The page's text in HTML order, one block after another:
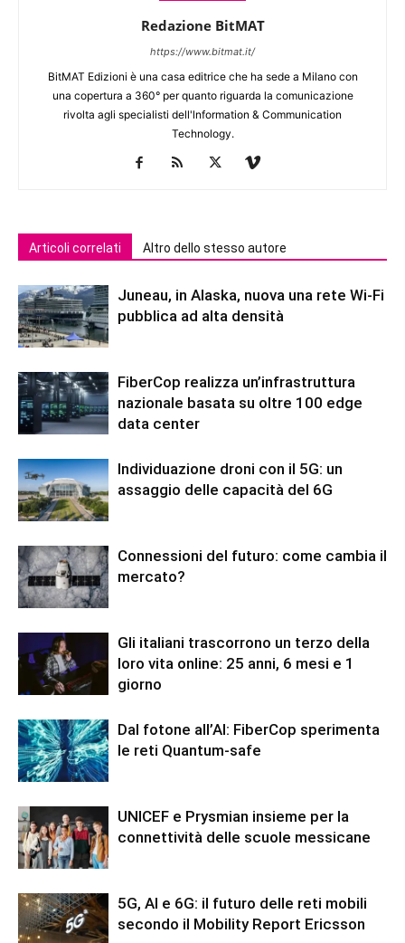
Redazione BitMAT
https://www.bitmat.it/
BitMAT Edizioni è una casa editrice che ha sede a Milano con
una copertura a 360° per quanto riguarda la comunicazione
rivolta agli specialisti dell'lnformation & Communication
Technology.
Articoli correlati Altro dello stesso autore
Juneau, in Alaska, nuova una rete Wi-Fi
pubblica ad alta densità
FiberCop realizza un’infrastruttura
nazionale basata su oltre 100 edge
data center
Individuazione droni con il 5G: un
assaggio delle capacità del 6G
Connessioni del futuro: come cambia il
mercato?
Gli italiani trascorrono un terzo della
loro vita online: 25 anni, 6 mesi e 1
giorno
Dal fotone all’AI: FiberCop sperimenta
le reti Quantum-safe
UNICEF e Prysmian insieme per la
connettività delle scuole messicane
5G, AI e 6G: il futuro delle reti mobili
secondo il Mobility Report Ericsson